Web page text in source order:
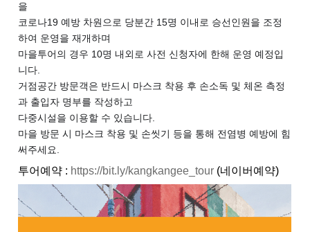
을
코로나19 예방 차원으로 당분간 15명 이내로 승선인원을 조정
하여 운영을 재개하며
마을투어의 경우 10명 내외로 사전 신청자에 한해 운영 예정입
니다.
거점공간 방문객은 반드시 마스크 착용 후 손소독 및 체온 측정
과 출입자 명부를 작성하고
다중시설을 이용할 수 있습니다.
마을 방문 시 마스크 착용 및 손씻기 등을 통해 전염병 예방에 힘
써주세요.
투어예약 : https://bit.ly/kangkangee_tour (네이버예약)